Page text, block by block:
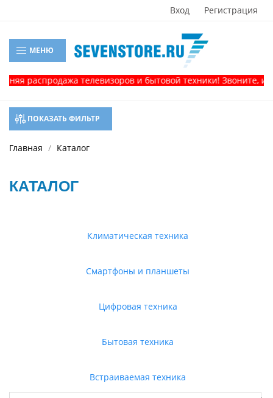
Вход Регистрация
МЕНЮ
телевизоров и бытовой техники! Звоните, и
ПОКАЗАТЬ ФИЛЬТР
Главная Каталог
КАТАЛОГ
Климатическая техника
Смартфоны и планшеты
Цифровая техника
Бытовая техника
Встраиваемая техника